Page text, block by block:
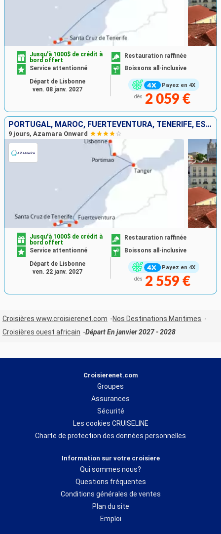
Payez en 4X
Jusqu'à 1000$ de crédit à
bord offert
Restauration raffinée
Service attentionné
Boissons all-inclusive
dès 2 059 €
Départ de Lisbonne
ven. 08 janv. 2027
PORTUGAL, MAROC, FUERTEVENTURA, TENERIFE, ESPAGNE
9 jours, Azamara Onward
Payez en 4X
Jusqu'à 1000$ de crédit à
bord offert
Restauration raffinée
Service attentionné
Boissons all-inclusive
dès 2 559 €
Départ de Lisbonne
ven. 22 janv. 2027
Croisières www.croisierenet.com
Nos Destinations Maritimes
Croisières ouest africain
Départ En janvier 2027 - 2028
Croisierenet.com
Groupes
Assurances
Sécurité
Les cookies CRUISELINE
Charte de protection des données personnelles
Information sur votre croisiere
Qui sommes nous?
Questions fréquentes
Conditions générales de ventes
Plan du site
Emploi